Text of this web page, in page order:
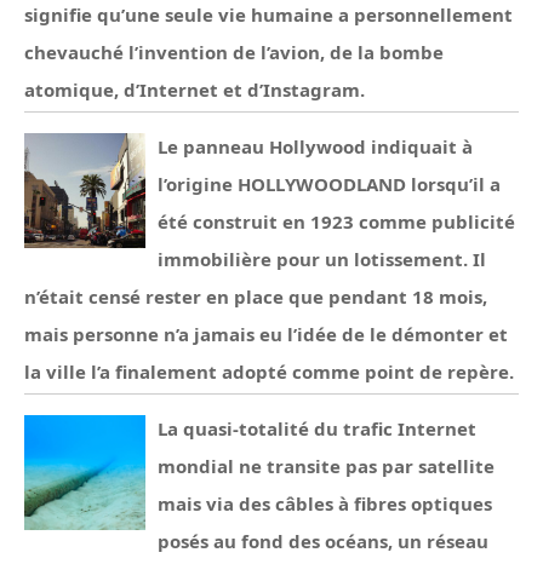
signifie qu’une seule vie humaine a personnellement
chevauché l’invention de l’avion, de la bombe
atomique, d’Internet et d’Instagram.
Le panneau Hollywood indiquait à
l’origine HOLLYWOODLAND lorsqu’il a
été construit en 1923 comme publicité
immobilière pour un lotissement. Il
n’était censé rester en place que pendant 18 mois,
mais personne n’a jamais eu l’idée de le démonter et
la ville l’a finalement adopté comme point de repère.
La quasi-totalité du trafic Internet
mondial ne transite pas par satellite
mais via des câbles à fibres optiques
posés au fond des océans, un réseau